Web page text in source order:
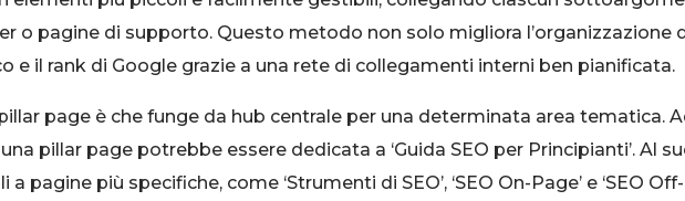
o pagine di supporto. Questo metodo non solo migliora l’organizzazione
e il rank di Google grazie a una rete di collegamenti interni ben pianificata.
page è che funge da hub centrale per una determinata area tematica.
una pillar page potrebbe essere dedicata a ‘Guida SEO per Principianti’. Al
più specifiche, come ‘Strumenti di SEO’, ‘SEO On-Page’ e ‘SEO